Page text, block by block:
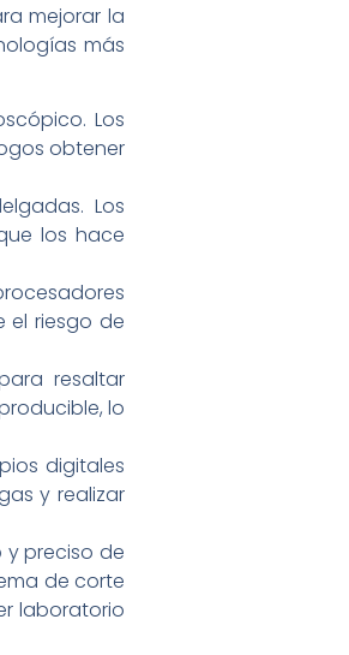
mejorar la
más
Los
obtener
Los
los hace
el riesgo de
resaltar
lo
digitales
y realizar
y preciso de
de corte
laboratorio